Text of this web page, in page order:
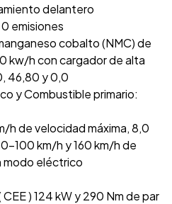
delantero
emisiones
cobalto (NMC) de
kw/h con cargador de alta
46,80 y 0,0
y Combustible primario:
h de velocidad máxima, 8,0
100 km/h y 160 km/h de
modo eléctrico
) 124 kW y 290 Nm de par